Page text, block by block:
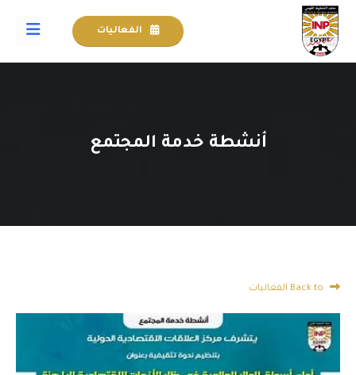
الفعاليات
أنشطة خدمة المجتمع